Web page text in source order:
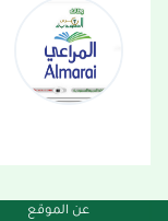
عن الموقع